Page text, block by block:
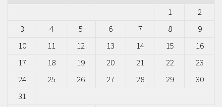
1
2
3
4 5 6 7 8
9
10
11 12 13 14 15
16
17
18 19 20 21 22
23
24
25 26 27 28 29
30
31